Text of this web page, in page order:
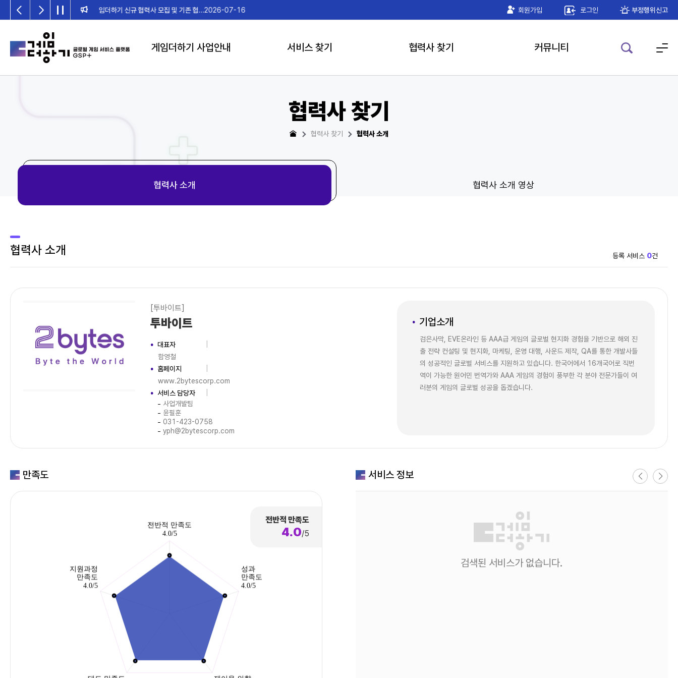
2026년 게임더하기 검수위원회 일정 안내 게임더하기 공인인증 모듈 안내 2026-05-22
회원가입 로그인 부정행위신고
게임더하기 사업안내 서비스 찾기 협력사 찾기 커뮤니티
협력사 찾기
협력사 찾기 협력사 소개
협력사 소개 협력사 소개 영상
협력사 소개 등록 서비스 0건
[투바이트]
투바이트
대표자
함영철
홈페이지
www.2bytescorp.com
서비스 담당자
사업개발팀
윤필훈
031-423-0758
yph@2bytescorp.com
기업소개
검은사막, EVE온라인 등 AAA급 게임의 글로벌 현지화 경험을 기반으로 해외 진
출 전략 컨설팅 및 현지화, 마케팅, 운영 대행, 사운드 제작, QA를 통한 개발사들
의 성공적인 글로벌 서비스를 지원하고 있습니다. 한국어에서 16개국어로 직번
역이 가능한 원어민 번역가와 AAA 게임의 경험이 풍부한 각 분야 전문가들이 여
러분의 게임의 글로벌 성공을 돕겠습니다.
만족도
전반적 만족도
4.0/5
서비스 정보
검색된 서비스가 없습니다.